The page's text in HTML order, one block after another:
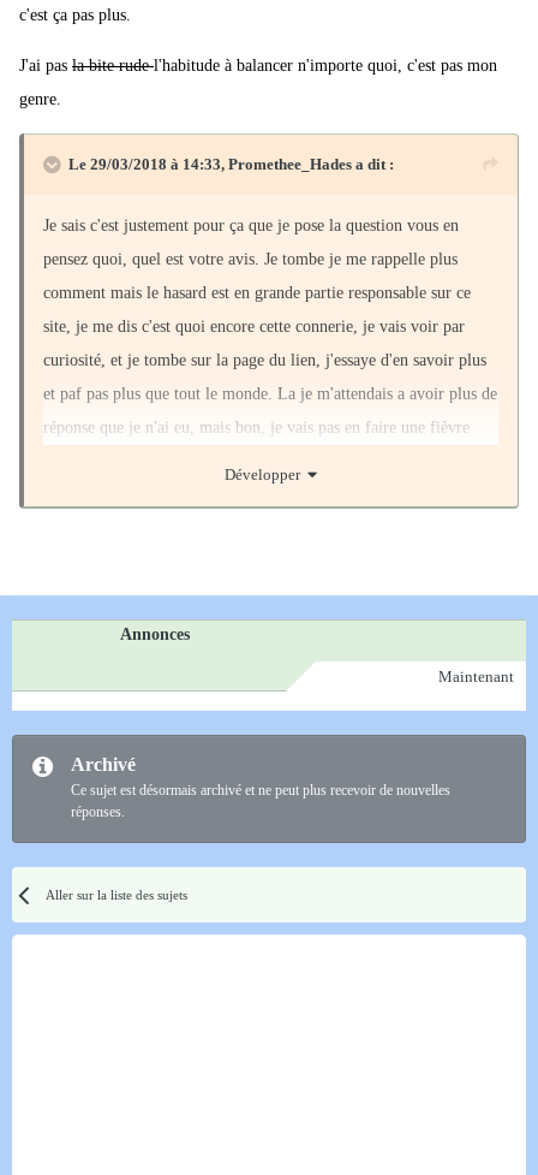
c'est ça pas plus.
J'ai pas la bite rudel'habitude à balancer n'importe quoi, c'est pas mon
genre.
Le 29/03/2018 à 14:33, Promethee_Hades a dit :
Je sais c'est justement pour ça que je pose la question vous en
pensez quoi, quel est votre avis. Je tombe je me rappelle plus
comment mais le hasard est en grande partie responsable sur ce
site, je me dis c'est quoi encore cette connerie, je vais voir par
curiosité, et je tombe sur la page du lien, j'essaye d'en savoir plus
et paf pas plus que tout le monde. La je m'attendais a avoir plus de
réponse que je n'ai eu, mais bon, je vais pas en faire une fièvre
quoi ou quel est votre avis, je me souviens plus exactement
comment j'ai formulé mais c'est ça pas plus.
J'ai pasla bite rude
mon genre.
En plus tu es une des personne si ce n'est la personne qui a le
Développer
Annonces
Maintenant
Archivé
Ce sujet est désormais archivé et ne peut plus recevoir de nouvelles
réponses.
Aller sur la liste des sujets